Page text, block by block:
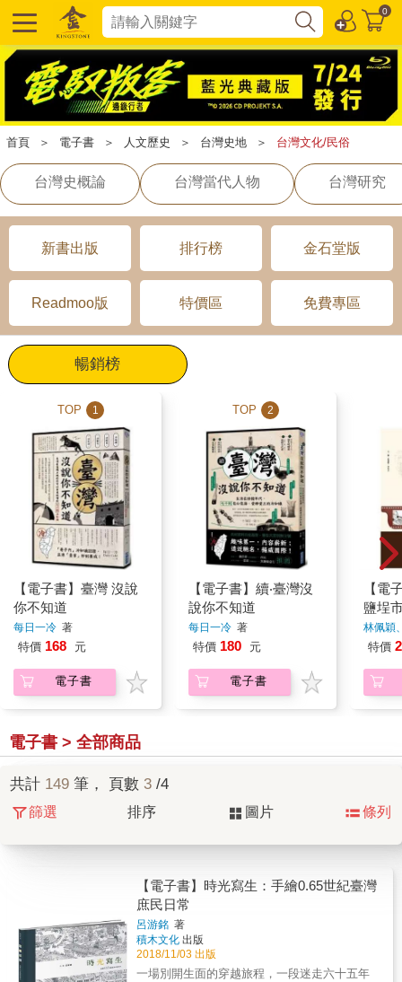
0
首頁 ＞ 電子書 ＞ 人文歷史 ＞ 台灣史地 ＞ 台灣文化/民俗
台灣史概論 台灣當代人物 台灣研究
新書出版 排行榜 金石堂版
Readmoo版 特價區 免費專區
暢銷榜
TOP 1
【電子書】臺灣 沒說
你不知道
每日一冷 著
特價 168 元
電子書
TOP 2
【電子書】續‧臺灣沒
說你不知道
每日一冷 著
特價 180 元
電子書
【電
鹽埕
林佩穎
特價
電子書 > 全部商品
共計 149 筆， 頁數 3 /4
篩選 排序 圖片 條列
【電子書】時光寫生：手繪0.65世紀臺灣
庶民日常
呂游銘 著
積木文化 出版
2018/11/03 出版
一場別開生面的穿越旅程，一段迷走六十五年